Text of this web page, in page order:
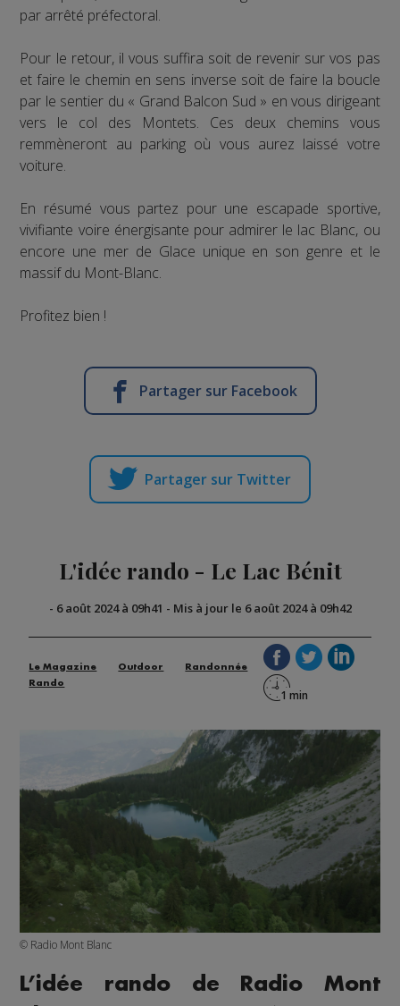
par arrêté préfectoral.
Pour le retour, il vous suffira soit de revenir sur vos pas
et faire le chemin en sens inverse soit de faire la boucle
par le sentier du « Grand Balcon Sud » en vous dirigeant
vers le col des Montets. Ces deux chemins vous
remmèneront au parking où vous aurez laissé votre
voiture.
En résumé vous partez pour une escapade sportive,
vivifiante voire énergisante pour admirer le lac Blanc, ou
encore une mer de Glace unique en son genre et le
massif du Mont-Blanc.
Profitez bien !
Partager sur Facebook
Partager sur Twitter
L'idée rando - Le Lac Bénit
- 6 août 2024 à 09h41 - Mis à jour le 6 août 2024 à 09h42
Le Magazine Outdoor
Randonnée
Rando
© Radio Mont Blanc
L’idée rando de Radio Mont